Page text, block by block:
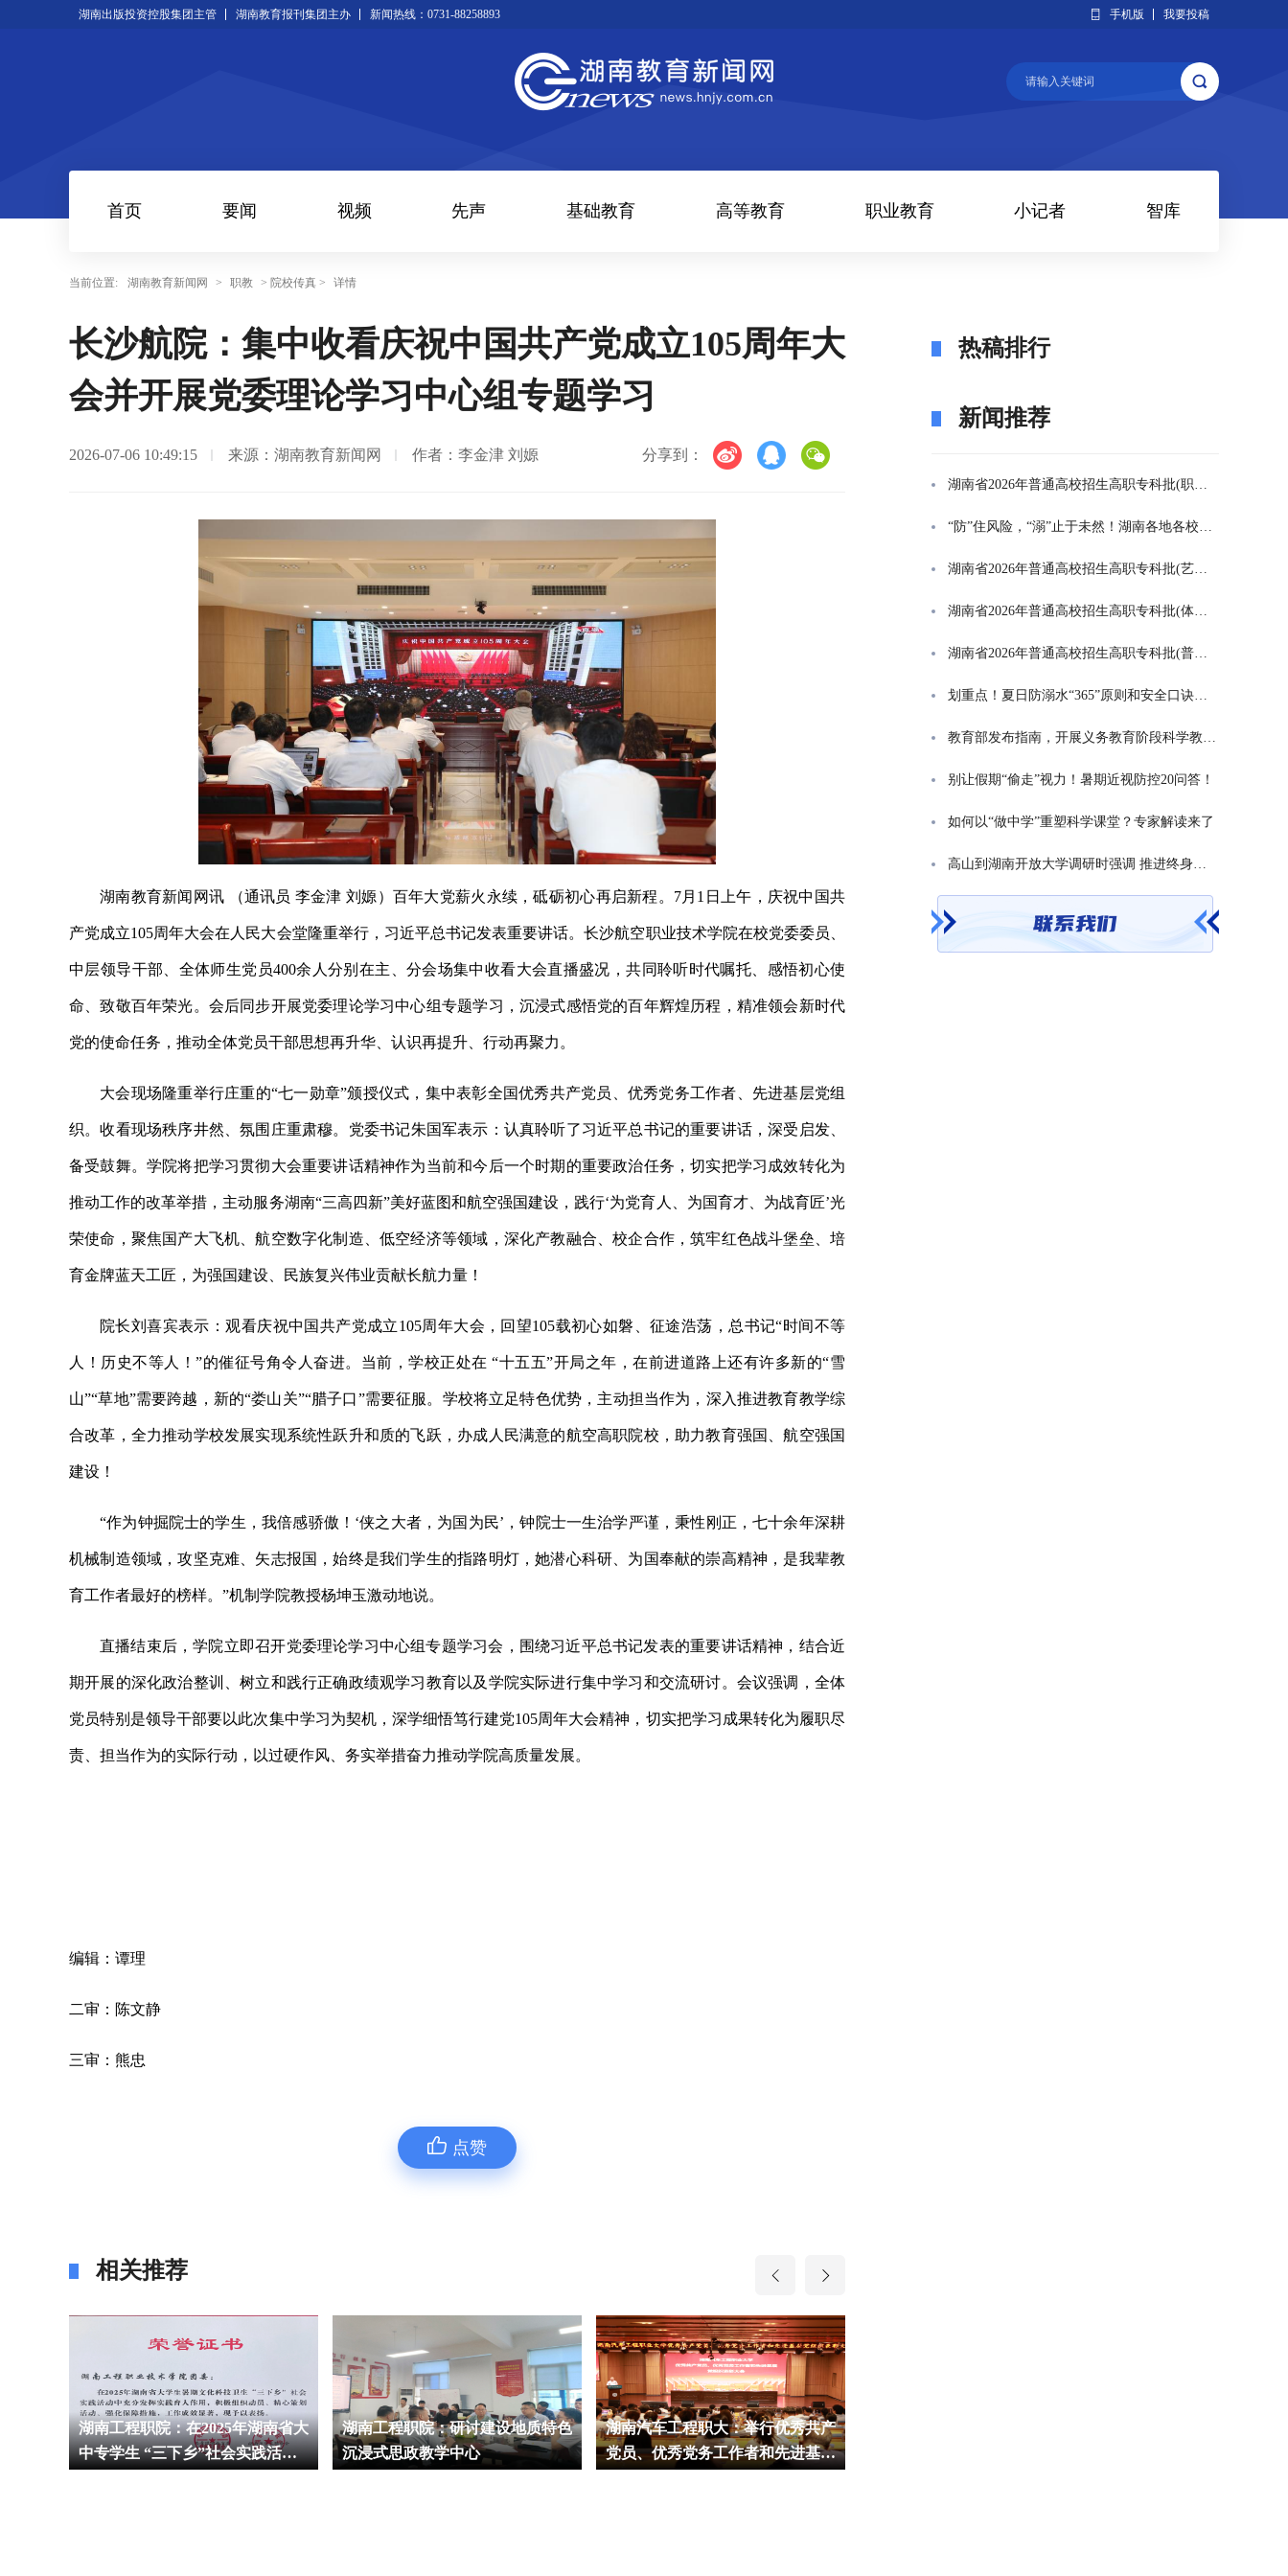
湖南出版投资控股集团主管 湖南教育报刊集团主办 新闻热线：0731-88258893 手机版 我要投稿
首页 要闻 视频 先声 基础教育 高等教育 职业教育 小记者 智库
当前位置: 湖南教育新闻网 > 职教 > 院校传真 > 详情
长沙航院：集中收看庆祝中国共产党成立105周年大
会并开展党委理论学习中心组专题学习
2026-07-06 10:49:15 来源：湖南教育新闻网 作者：李金津 刘嫄 分享到：
湖南教育新闻网讯 （通讯员 李金津 刘嫄）百年大党薪火永续，砥砺初心再启新程。7月1日上午，庆祝中国共
产党成立105周年大会在人民大会堂隆重举行，习近平总书记发表重要讲话。长沙航空职业技术学院在校党委委员、
中层领导干部、全体师生党员400余人分别在主、分会场集中收看大会直播盛况，共同聆听时代嘱托、感悟初心使
命、致敬百年荣光。会后同步开展党委理论学习中心组专题学习，沉浸式感悟党的百年辉煌历程，精准领会新时代
党的使命任务，推动全体党员干部思想再升华、认识再提升、行动再聚力。
大会现场隆重举行庄重的“七一勋章”颁授仪式，集中表彰全国优秀共产党员、优秀党务工作者、先进基层党组
织。收看现场秩序井然、氛围庄重肃穆。 党委书记朱国军表示：认真聆听了习近平总书记的重要讲话，深受启发、
备受鼓舞。学院将把学习贯彻大会重要讲话精神作为当前和今后一个时期的重要政治任务，切实把学习成效转化为
推动工作的改革举措，主动服务湖南“三高四新”美好蓝图和航空强国建设，践行‘为党育人、为国育才、为战育匠’光
荣使命，聚焦国产大飞机、航空数字化制造、低空经济等领域，深化产教融合、校企合作，筑牢红色战斗堡垒、培
育金牌蓝天工匠，为强国建设、民族复兴伟业贡献长航力量！
院长刘喜宾表示：观看庆祝中国共产党成立105周年大会，回望105载初心如磐、征途浩荡，总书记“时间不等
人！历史不等人！”的催征号角令人奋进。当前，学校正处在 “十五五”开局之年，在前进道路上还有许多新的“雪
山”“草地”需要跨越，新的“娄山关”“腊子口”需要征服。学校将立足特色优势，主动担当作为，深入推进教育教学综
合改革，全力推动学校发展实现系统性跃升和质的飞跃，办成人民满意的航空高职院校，助力教育强国、航空强国
建设！
“作为钟掘院士的学生，我倍感骄傲！‘侠之大者，为国为民’，钟院士一生治学严谨，秉性刚正，七十余年深耕
机械制造领域，攻坚克难、矢志报国，始终是我们学生的指路明灯，她潜心科研、为国奉献的崇高精神，是我辈教
育工作者最好的榜样。”机制学院教授杨坤玉激动地说。
直播结束后，学院立即召开党委理论学习中心组专题学习会，围绕习近平总书记发表的重要讲话精神，结合近
期开展的深化政治整训、树立和践行正确政绩观学习教育以及学院实际进行集中学习和交流研讨。会议强调，全体
党员特别是领导干部要以此次集中学习为契机，深学细悟笃行建党105周年大会精神，切实把学习成果转化为履职尽
责、担当作为的实际行动，以过硬作风、务实举措奋力推动学院高质量发展。
编辑：谭理
二审：陈文静
三审：熊忠
点赞
相关推荐
湖南工程职院：在2025年湖南省大
中专学生 “三下乡”社会实践活动
湖南工程职院：研讨建设地质特色
沉浸式思政教学中心
湖南汽车工程职大：举行优秀共产
党员、优秀党务工作者和先进基层
热稿排行
新闻推荐
湖南省2026年普通高校招生高职专科批(职高对口类)第一次投档分数线
“防”住风险，“溺”止于未然！湖南各地各校打响防溺水“保卫战”
湖南省2026年普通高校招生高职专科批(艺术类)第一次投档分数线
湖南省2026年普通高校招生高职专科批(体育类)第一次投档分数线
湖南省2026年普通高校招生高职专科批(普通类)第一次投档分数线
划重点！夏日防溺水“365”原则和安全口诀一起学
教育部发布指南，开展义务教育阶段科学教育“做中学”领航行动
别让假期“偷走”视力！暑期近视防控20问答！
如何以“做中学”重塑科学课堂？专家解读来了
高山到湖南开放大学调研时强调 推进终身教育发展 在服务学习型社会建设中走好转型升级发展之路